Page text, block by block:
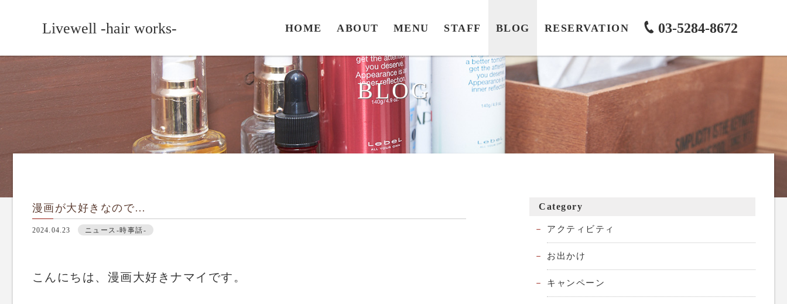
Livewell -hair works- HOME ABOUT MENU STAFF BLOG RESERVATION 03-5284-8672
BLOG
漫画が大好きなので…
2024.04.23 ニュース-時事話-
こんにちは、漫画大好きナマイです。
Category
アクティビティ
お出かけ
キャンペーン